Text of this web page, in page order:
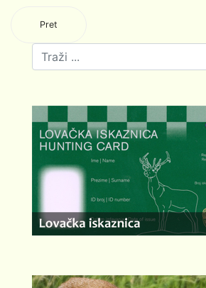
Pret